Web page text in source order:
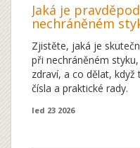
Jaká je
nechráněném
faktory, které to
Zjistěte, jaká je
při nechráněném
zdraví, a co dělat,
čísla a praktické rady.
led 23 2026